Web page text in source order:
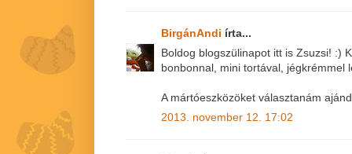
BirgánAndi írta...
Boldog blogszülinapot itt is Zsuzsi! :)
bonbonnal, mini tortával, jégkrémmel
A mártóeszközöket választanám
2013. november 12. 17:02